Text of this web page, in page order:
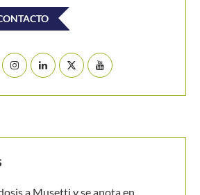
y el hecho que no vivía desde
Alicia Londoño, colombianas
cedió ante Norrie pero se llevó el